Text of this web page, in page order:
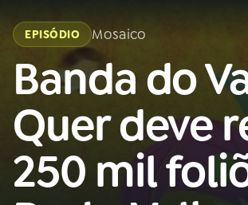
Buscar
na
Rádio
Nacional
01 INÍCIO
na
Rádio
Nacional
EPISÓDIO Mosaico
Banda do
Quer deve
250 mil